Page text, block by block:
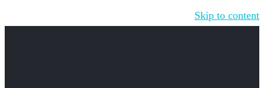
Skip to content